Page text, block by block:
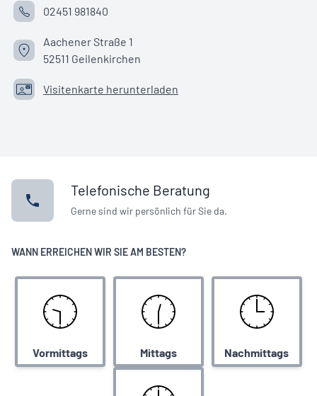
02451 981840
Aachener Straße 1
52511 Geilenkirchen
Visitenkarte herunterladen
Telefonische Beratung
Gerne sind wir persönlich für Sie da.
WANN ERREICHEN WIR SIE AM BESTEN?
Vormittags Mittags Nachmittags